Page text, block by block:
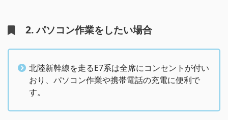
2. パソコン作業をしたい場合
北陸新幹線を走るE7系は全席にコンセントが付い
おり、パソコン作業や携帯電話の充電に便利で
す。